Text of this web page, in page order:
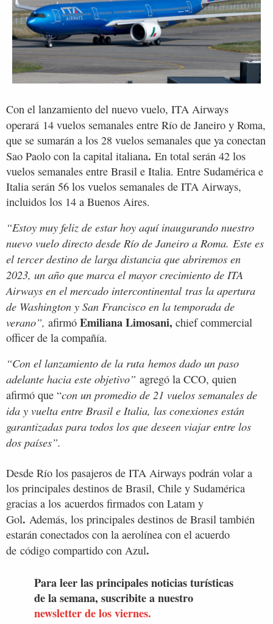
Con el lanzamiento del nuevo vuelo, ITA Airways
operará 14 vuelos semanales entre Río de Janeiro y Roma,
que se sumarán a los 28 vuelos semanales que ya conectan
Sao Paolo con la capital italiana. En total serán 42 los
vuelos semanales entre Brasil e Italia. Entre Sudamérica e
Italia serán 56 los vuelos semanales de ITA Airways,
incluidos los 14 a Buenos Aires.
“Estoy muy feliz de estar hoy aquí inaugurando nuestro
nuevo vuelo directo desde Río de Janeiro a Roma. Este es
el tercer destino de larga distancia que abriremos en
2023, un año que marca el mayor crecimiento de ITA
Airways en el mercado intercontinental tras la apertura
de Washington y San Francisco en la temporada de
verano”, afirmó Emiliana Limosani, chief commercial
officer de la compañía.
“Con el lanzamiento de la ruta hemos dado un paso
adelante hacia este objetivo” agregó la CCO, quien
afirmó que “con un promedio de 21 vuelos semanales de
ida y vuelta entre Brasil e Italia, las conexiones están
garantizadas para todos los que deseen viajar entre los
dos países”.
Desde Río los pasajeros de ITA Airways podrán volar a
los principales destinos de Brasil, Chile y Sudamérica
gracias a los acuerdos firmados con Latam y
Gol. Además, los principales destinos de Brasil también
estarán conectados con la aerolínea con el acuerdo
de código compartido con Azul.
Para leer las principales noticias turísticas
de la semana, suscribite a nuestro
newsletter de los viernes.